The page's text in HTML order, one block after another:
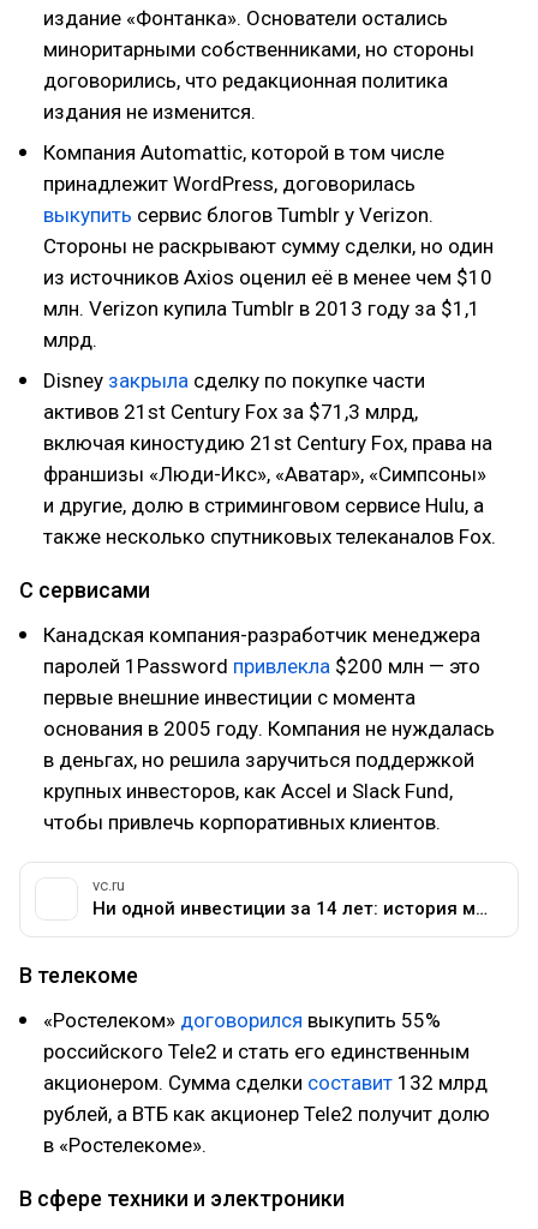
издание «Фонтанка». Основатели остались
миноритарными собственниками, но стороны
договорились, что редакционная политика
издания не изменится.
Компания Automattic, которой в том числе
принадлежит WordPress, договорилась
выкупить сервис блогов Tumblr у Verizon.
Стороны не раскрывают сумму сделки, но один
из источников Axios оценил её в менее чем $10
млн. Verizon купила Tumblr в 2013 году за $1,1
млрд.
Disney закрыла сделку по покупке части
активов 21st Century Fox за $71,3 млрд,
включая киностудию 21st Century Fox, права на
франшизы «Люди-Икс», «Аватар», «Симпсоны»
и другие, долю в стриминговом сервисе Hulu, а
также несколько спутниковых телеканалов Fox.
С сервисами
Канадская компания-разработчик менеджера
паролей 1Password привлекла $200 млн — это
первые внешние инвестиции с момента
основания в 2005 году. Компания не нуждалась
в деньгах, но решила заручиться поддержкой
крупных инвесторов, как Accel и Slack Fund,
чтобы привлечь корпоративных клиентов.
vc.ru
Ни одной инвестиции за 14 лет: история менеджера паролей 1Password — Сервисы на vc.ru
В телекоме
«Ростелеком» договорился выкупить 55%
российского Tele2 и стать его единственным
акционером. Сумма сделки составит 132 млрд
рублей, а ВТБ как акционер Tele2 получит долю
в «Ростелекоме».
В сфере техники и электроники